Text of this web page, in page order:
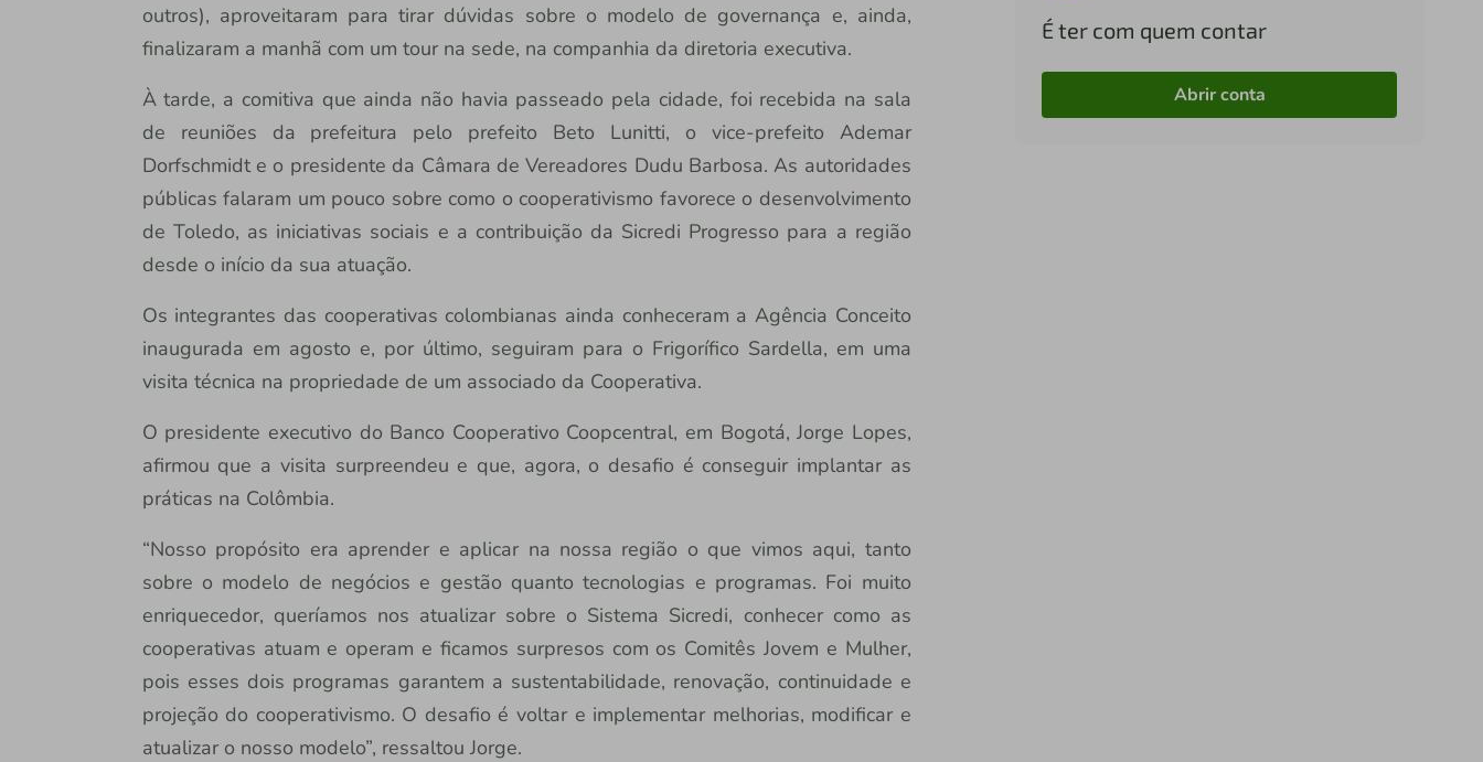
outros), aproveitaram para tirar dúvidas sobre o modelo de governança e, ainda,
finalizaram a manhã com um tour na sede, na companhia da diretoria executiva.
À tarde, a comitiva que ainda não havia passeado pela cidade, foi recebida na sala
de reuniões da prefeitura pelo prefeito Beto Lunitti, o vice-prefeito Ademar
Dorfschmidt e o presidente da Câmara de Vereadores Dudu Barbosa. As autoridades
públicas falaram um pouco sobre como o cooperativismo favorece o desenvolvimento
de Toledo, as iniciativas sociais e a contribuição da Sicredi Progresso para a região
desde o início da sua atuação.
Os integrantes das cooperativas colombianas ainda conheceram a Agência Conceito
inaugurada em agosto e, por último, seguiram para o Frigorífico Sardella, em uma
visita técnica na propriedade de um associado da Cooperativa.
O presidente executivo do Banco Cooperativo Coopcentral, em Bogotá, Jorge Lopes,
afirmou que a visita surpreendeu e que, agora, o desafio é conseguir implantar as
práticas na Colômbia.
“Nosso propósito era aprender e aplicar na nossa região o que vimos aqui, tanto
sobre o modelo de negócios e gestão quanto tecnologias e programas. Foi muito
enriquecedor, queríamos nos atualizar sobre o Sistema Sicredi, conhecer como as
cooperativas atuam e operam e ficamos surpresos com os Comitês Jovem e Mulher,
pois esses dois programas garantem a sustentabilidade, renovação, continuidade e
projeção do cooperativismo. O desafio é voltar e implementar melhorias, modificar e
atualizar o nosso modelo”, ressaltou Jorge.
É ter com quem contar
Abrir conta